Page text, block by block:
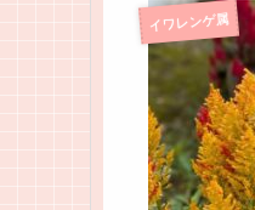
イワレンゲ属